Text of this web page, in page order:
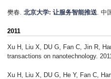
樊春 北京大学: 让服务智能推送 . 中
2011
Xu H, Liu X, DU G, Fan C, Jin R,
transactions on nanotechnology.
Xu H, Liu X, DU G, He Y, Fan C,